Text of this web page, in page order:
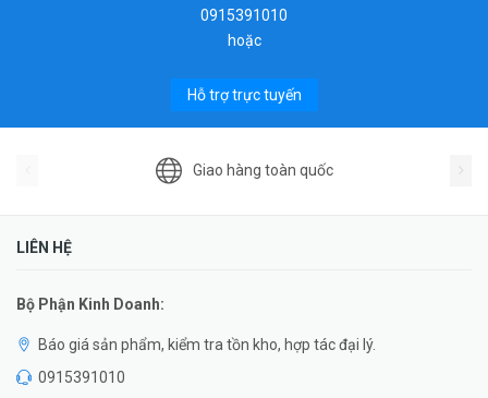
0915391010
hoặc
Hỗ trợ trực tuyến
Giao hàng toàn quốc
LIÊN HỆ
Bộ Phận Kinh Doanh:
Báo giá sản phẩm, kiểm tra tồn kho, hợp tác đại lý.
0915391010